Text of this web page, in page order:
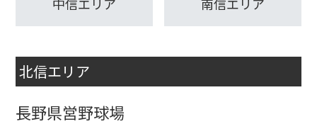
北信エリア
長野県営野球場